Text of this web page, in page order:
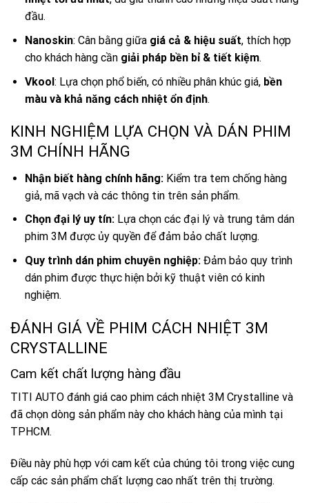
đầu.
Nanoskin: Cân bằng giữa giá cả & hiệu suất, thích hợp
cho khách hàng cần giải pháp bền bỉ & tiết kiệm.
Vkool: Lựa chọn phổ biến, có nhiều phân khúc giá, bền
màu và khả năng cách nhiệt ổn định.
KINH NGHIỆM LỰA CHỌN VÀ DÁN PHIM
3M CHÍNH HÃNG
Nhận biết hàng chính hãng: Kiểm tra tem chống hàng
giả, mã vạch và các thông tin trên sản phẩm.
Chọn đại lý uy tín: Lựa chọn các đại lý và trung tâm dán
phim 3M được ủy quyền để đảm bảo chất lượng.
Quy trình dán phim chuyên nghiệp: Đảm bảo quy trình
dán phim được thực hiện bởi kỹ thuật viên có kinh
nghiệm.
ĐÁNH GIÁ VỀ PHIM CÁCH NHIỆT 3M
CRYSTALLINE
Cam kết chất lượng hàng đầu
TITI AUTO đánh giá cao phim cách nhiệt 3M Crystalline và
đã chọn dòng sản phẩm này cho khách hàng của mình tại
TPHCM.
Điều này phù hợp với cam kết của chúng tôi trong việc cung
cấp các sản phẩm chất lượng cao nhất trên thị trường.